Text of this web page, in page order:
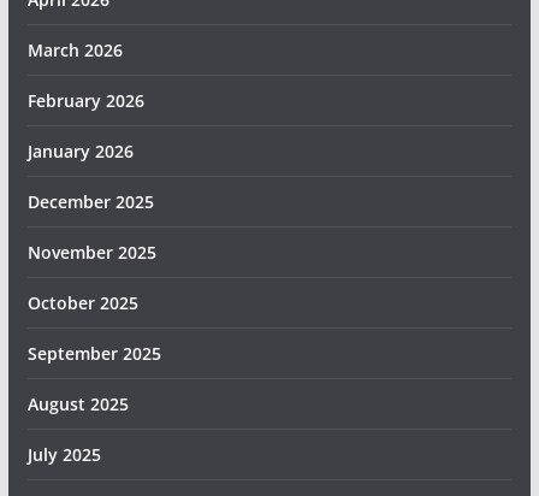
March 2026
February 2026
January 2026
December 2025
November 2025
October 2025
September 2025
August 2025
July 2025